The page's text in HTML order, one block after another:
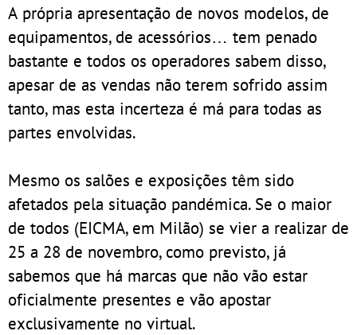
A própria apresentação de novos modelos, de
equipamentos, de acessórios… tem penado
bastante e todos os operadores sabem disso,
apesar de as vendas não terem sofrido assim
tanto, mas esta incerteza é má para todas as
partes envolvidas.
Mesmo os salões e exposições têm sido
afetados pela situação pandémica. Se o maior
de todos (EICMA, em Milão) se vier a realizar de
25 a 28 de novembro, como previsto, já
sabemos que há marcas que não vão estar
oficialmente presentes e vão apostar
exclusivamente no virtual.